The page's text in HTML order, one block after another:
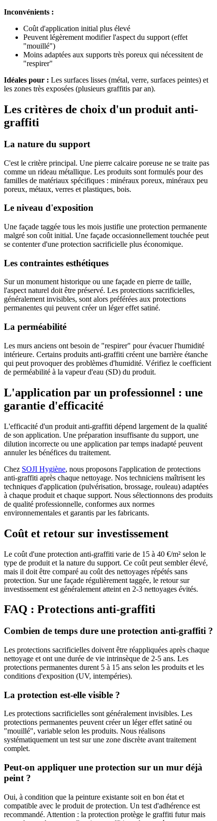
Inconvénients :
Coût d'application initial plus élevé
Peuvent légèrement modifier l'aspect du support (effet
"mouillé")
Moins adaptées aux supports très poreux qui nécessitent de
"respirer"
Idéales pour : Les surfaces lisses (métal, verre, surfaces peintes) et
les zones très exposées (plusieurs graffitis par an).
Les critères de choix d'un produit anti-
graffiti
La nature du support
C'est le critère principal. Une pierre calcaire poreuse ne se traite pas
comme un rideau métallique. Les produits sont formulés pour des
familles de matériaux spécifiques : minéraux poreux, minéraux peu
poreux, métaux, verres et plastiques, bois.
Le niveau d'exposition
Une façade taggée tous les mois justifie une protection permanente
malgré son coût initial. Une façade occasionnellement touchée peut
se contenter d'une protection sacrificielle plus économique.
Les contraintes esthétiques
Sur un monument historique ou une façade en pierre de taille,
l'aspect naturel doit être préservé. Les protections sacrificielles,
généralement invisibles, sont alors préférées aux protections
permanentes qui peuvent créer un léger effet satiné.
La perméabilité
Les murs anciens ont besoin de "respirer" pour évacuer l'humidité
intérieure. Certains produits anti-graffiti créent une barrière étanche
qui peut provoquer des problèmes d'humidité. Vérifiez le coefficient
de perméabilité à la vapeur d'eau (SD) du produit.
L'application par un professionnel : une
garantie d'efficacité
L'efficacité d'un produit anti-graffiti dépend largement de la qualité
de son application. Une préparation insuffisante du support, une
dilution incorrecte ou une application par temps inadapté peuvent
annuler les bénéfices du traitement.
Chez SOJI Hygiène, nous proposons l'application de protections
anti-graffiti après chaque nettoyage. Nos techniciens maîtrisent les
techniques d'application (pulvérisation, brossage, rouleau) adaptées
à chaque produit et chaque support. Nous sélectionnons des produits
de qualité professionnelle, conformes aux normes
environnementales et garantis par les fabricants.
Coût et retour sur investissement
Le coût d'une protection anti-graffiti varie de 15 à 40 €/m² selon le
type de produit et la nature du support. Ce coût peut sembler élevé,
mais il doit être comparé au coût des nettoyages répétés sans
protection. Sur une façade régulièrement taggée, le retour sur
investissement est généralement atteint en 2-3 nettoyages évités.
FAQ : Protections anti-graffiti
Combien de temps dure une protection anti-graffiti ?
Les protections sacrificielles doivent être réappliquées après chaque
nettoyage et ont une durée de vie intrinsèque de 2-5 ans. Les
protections permanentes durent 5 à 15 ans selon les produits et les
conditions d'exposition (UV, intempéries).
La protection est-elle visible ?
Les protections sacrificielles sont généralement invisibles. Les
protections permanentes peuvent créer un léger effet satiné ou
"mouillé", variable selon les produits. Nous réalisons
systématiquement un test sur une zone discrète avant traitement
complet.
Peut-on appliquer une protection sur un mur déjà
peint ?
Oui, à condition que la peinture existante soit en bon état et
compatible avec le produit de protection. Un test d'adhérence est
recommandé. Attention : la protection protège le graffiti futur mais